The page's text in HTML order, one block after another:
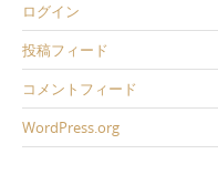
ログイン
投稿フィード
コメントフィード
WordPress.org